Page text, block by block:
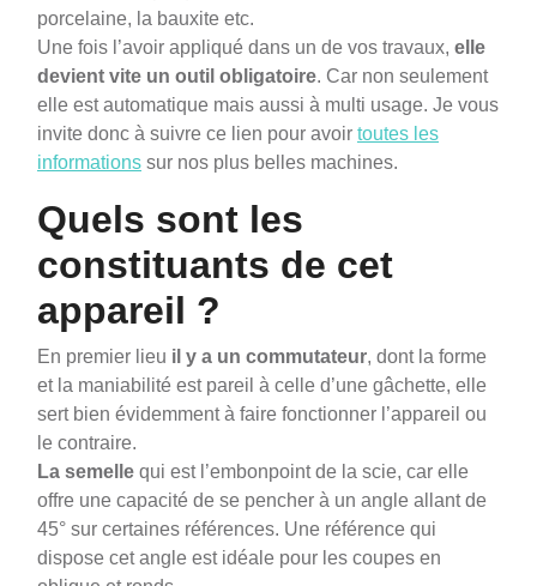
porcelaine, la bauxite etc.
Une fois l’avoir appliqué dans un de vos travaux, elle
devient vite un outil obligatoire. Car non seulement
elle est automatique mais aussi à multi usage. Je vous
invite donc à suivre ce lien pour avoir toutes les
informations sur nos plus belles machines.
Quels sont les
constituants de cet
appareil ?
En premier lieu il y a un commutateur, dont la forme
et la maniabilité est pareil à celle d’une gâchette, elle
sert bien évidemment à faire fonctionner l’appareil ou
le contraire.
La semelle qui est l’embonpoint de la scie, car elle
offre une capacité de se pencher à un angle allant de
45° sur certaines références. Une référence qui
dispose cet angle est idéale pour les coupes en